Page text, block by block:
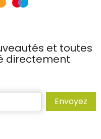
et toutes
directement
Envoyez